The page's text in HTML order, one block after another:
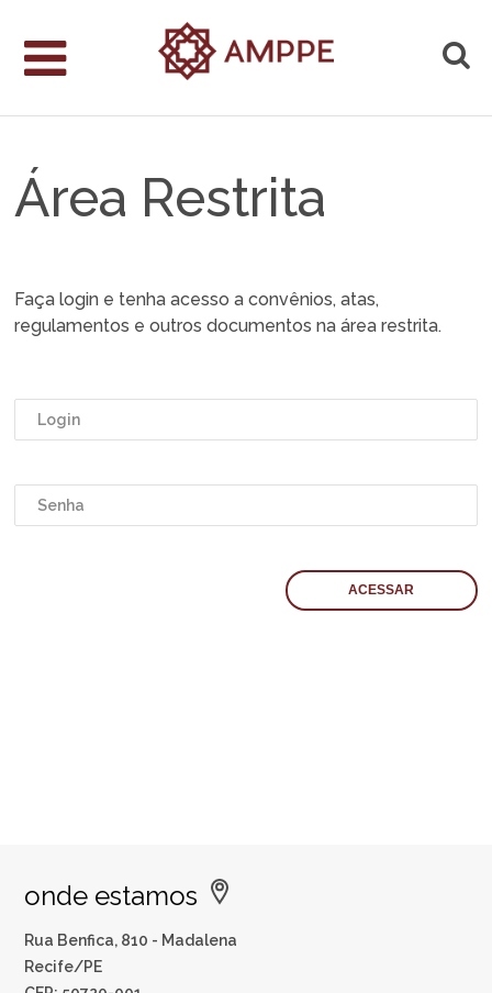
Área Restrita
Faça login e tenha acesso a convênios, atas,
regulamentos e outros documentos na área restrita.
onde estamos
Rua Benfica, 810 - Madalena
Recife/PE